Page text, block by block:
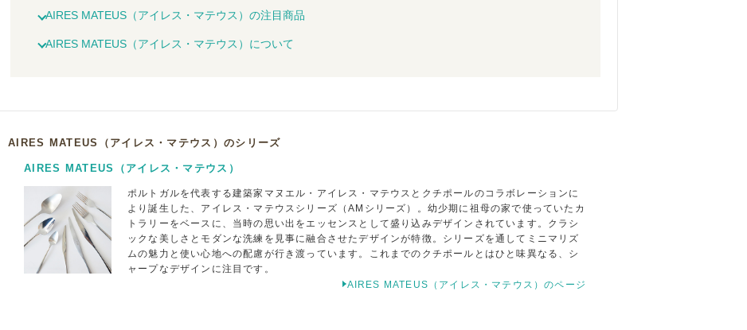
AIRES MATEUS（アイレス・マテウス）の注目商品
AIRES MATEUS（アイレス・マテウス）について
AIRES MATEUS（アイレス・マテウス）のシリーズ
AIRES MATEUS（アイレス・マテウス）
ポルトガルを代表する建築家マヌエル・アイレス・マテウスとクチポールのコラボレーションに
より誕生した、アイレス・マテウスシリーズ（AMシリーズ）。幼少期に祖母の家で使っていたカ
トラリーをベースに、当時の思い出をエッセンスとして盛り込みデザインされています。クラシ
ックな美しさとモダンな洗練を見事に融合させたデザインが特徴。シリーズを通してミニマリズ
ムの魅力と使い心地への配慮が行き渡っています。これまでのクチポールとはひと味異なる、シ
ャープなデザインに注目です。
AIRES MATEUS（アイレス・マテウス）のページ